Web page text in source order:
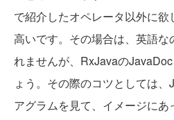
で紹介したオペレータ以外に
高いです。その場合は、英語な
れませんが、RxJavaの
ょう。その際のコツとしては
アグラムを見て、イメージに